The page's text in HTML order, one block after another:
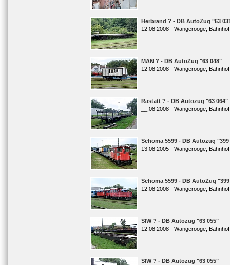
Herbrand ? - DB AutoZug "63
12.08.2008 - Wangerooge, Bahnhof
MAN ? - DB AutoZug "63 048"
12.08.2008 - Wangerooge, Bahnhof
Rastatt ? - DB Autozug "63 064"
__.08.2008 - Wangerooge, Bahnhof
Schöma 5599 - DB Autozug "399
13.08.2005 - Wangerooge, Bahnhof
Schöma 5599 - DB AutoZug
12.08.2008 - Wangerooge, Bahnhof
SIW ? - DB Autozug "63 055"
12.08.2008 - Wangerooge, Bahnhof
SIW ? - DB Autozug "63 055"